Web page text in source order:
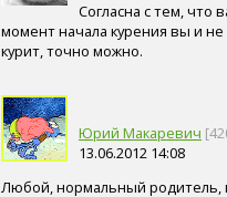
Согласна с тем,
момент начала курения вы и
курит, точно можно.
Юрий Макаревич
13.06.2012 14:08
Любой, нормальный родитель,